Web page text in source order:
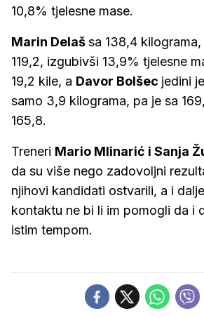
10,8% tjelesne mase.
Marin Delašsa 138,4
119,2, izgubivši 13,9% tjelesne
19,2 kile, a Davor Bolšec jedini
samo 3,9 kilograma, pa je sa
165,8.
Treneri Mario Mlinarić i Sanja
da su više nego zadovoljni
njihovi kandidati ostvarili, a i
kontaktu ne bi li im pomogli da i
istim tempom.